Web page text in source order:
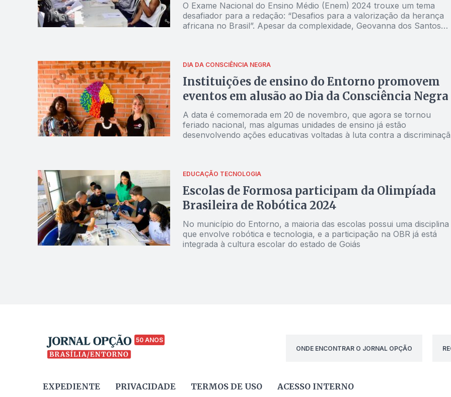
O Exame Nacional do Ensino Médio (Enem) 2024 trouxe um tema
desafiador para a redação: “Desafios para a valorização da herança
africana no Brasil”. Apesar da complexidade, Geovanna dos Santos
DIA DA CONSCIÊNCIA NEGRA
Instituições de ensino do Entorno promovem
eventos em alusão ao Dia da Consciência Negra
A data é comemorada em 20 de novembro, que agora se tornou
feriado nacional, mas algumas unidades de ensino já estão
desenvolvendo ações educativas voltadas à luta contra a
EDUCAÇÃO TECNOLOGIA
Escolas de Formosa participam da Olimpíada
Brasileira de Robótica 2024
No município do Entorno, a maioria das escolas possui uma disciplina
que envolve robótica e tecnologia, e a participação na OBR já está
integrada à cultura escolar do estado de Goiás
50 ANOS
ONDE ENCONTRAR O JORNAL OPÇÃO
EXPEDIENTE PRIVACIDADE TERMOS DE USO ACESSO INTERNO